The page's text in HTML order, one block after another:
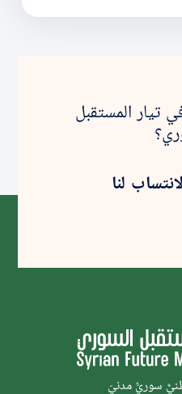
تيار المستقبل
لنا
سوريٌّ مدنيّ